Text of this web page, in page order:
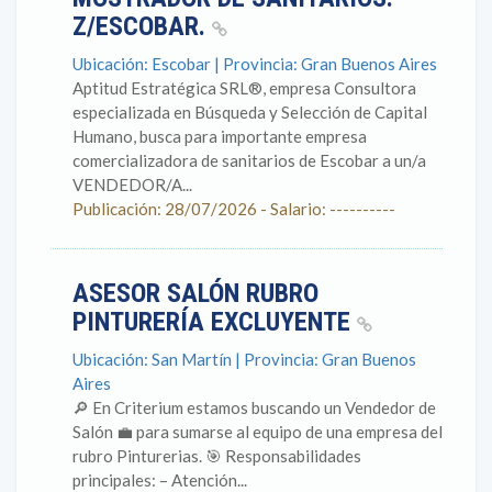
Z/ESCOBAR.
Ubicación: Escobar | Provincia: Gran Buenos Aires
Aptitud Estratégica SRL®, empresa Consultora
especializada en Búsqueda y Selección de Capital
Humano, busca para importante empresa
comercializadora de sanitarios de Escobar a un/a
VENDEDOR/A...
Publicación: 28/07/2026 - Salario: ----------
ASESOR SALÓN RUBRO
PINTURERÍA EXCLUYENTE
Ubicación: San Martín | Provincia: Gran Buenos
Aires
🔎 En Criterium estamos buscando un Vendedor de
Salón 💼 para sumarse al equipo de una empresa del
rubro Pinturerias. 🎯 Responsabilidades
principales: – Atención...